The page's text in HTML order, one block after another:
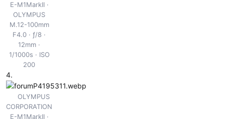
E-M1MarkII
OLYMPUS
M.12-100mm
F4.0
ƒ/8
12mm
1/1000s
ISO
200
4.
OLYMPUS
CORPORATION
E-M1MarkII